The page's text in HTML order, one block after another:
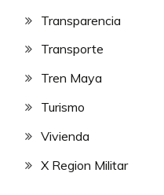
Transparencia
Transporte
Tren Maya
Turismo
Vivienda
X Region Militar